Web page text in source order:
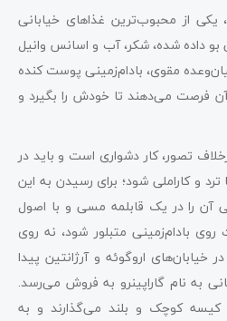
یکی از محبوب‌ترین غذاهای خیابانی
بو داده شده، شکر، آب و اسانس وانیل
مقوی، بادام‌زمینی پوست کنده
فرصت می‌دهند تا خودش را بگیرد و
تصور، کار دشواری است و باید در
و کاراملی شود؛ برای رسیدن به این
آن را در یک قابلمه مسی و با اصول
بادام‌زمینی متبلور شود، نه روی
خیابان‌های اروگوئه و آرژانتین پیدا
به نام گاراپینرو به فروش می‌رسد.
کیسه کوچک و بلند می‌گذارند و به